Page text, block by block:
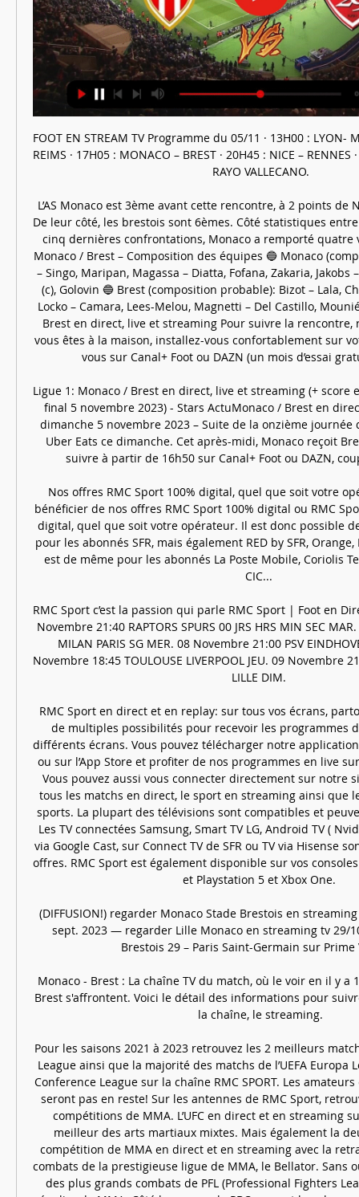
FOOT EN STREAM TV Programme du 05/11 · 13H00 : LYON-
REIMS · 17H05 : MONACO – BREST · 20H45 : NICE – RENNES
RAYO VALLECANO.
L’AS Monaco est 3ème avant cette rencontre, à 2 points de
De leur côté, les brestois sont 6èmes. Côté statistiques
cinq dernières confrontations, Monaco a remporté quatre
Monaco / Brest – Composition des équipes 🔵 Monaco
– Singo, Maripan, Magassa – Diatta, Fofana, Zakaria, Jakobs
(c), Golovin 🔵 Brest (composition probable): Bizot – Lala,
Locko – Camara, Lees-Melou, Magnetti – Del Castillo,
Brest en direct, live et streaming Pour suivre la rencontre,
vous êtes à la maison, installez-vous confortablement sur
vous sur Canal+ Foot ou DAZN (un mois d’essai
Ligue 1: Monaco / Brest en direct, live et streaming (+ score
final 5 novembre 2023) - Stars ActuMonaco / Brest en
dimanche 5 novembre 2023 – Suite de la onzième journée
Uber Eats ce dimanche. Cet après-midi, Monaco reçoit
suivre à partir de 16h50 sur Canal+ Foot ou DAZN,
Nos offres RMC Sport 100% digital, quel que soit votre
bénéficier de nos offres RMC Sport 100% digital ou RMC
digital, quel que soit votre opérateur. Il est donc possible
pour les abonnés SFR, mais également RED by SFR,
est de même pour les abonnés La Poste Mobile, Coriolis
CIC...
RMC Sport c’est la passion qui parle﻿ RMC Sport | Foot en
Novembre 21:40 RAPTORS SPURS 00 JRS HRS MIN SEC
MILAN PARIS SG MER. 08 Novembre 21:00 PSV
Novembre 18:45 TOULOUSE LIVERPOOL JEU. 09 Novembre
LILLE DIM.
RMC Sport en direct et en replay: sur tous vos écrans,
de multiples possibilités pour recevoir les programmes
différents écrans. Vous pouvez télécharger notre
ou sur l’App Store et profiter de nos programmes en live
Vous pouvez aussi vous connecter directement sur notre
tous les matchs en direct, le sport en streaming ainsi que
sports. La plupart des télévisions sont compatibles et
Les TV connectées Samsung, Smart TV LG, Android TV (
via Google Cast, sur Connect TV de SFR ou TV via Hisense
offres. RMC Sport est également disponible sur vos
et Playstation 5 et Xbox One.
(DIFFUSION!) regarder Monaco Stade Brestois en
sept. 2023 — regarder Lille Monaco en streaming tv 29/
Brestois 29 – Paris Saint-Germain sur Prime
Monaco - Brest : La chaîne TV du match, où le voir en il y
Brest s'affrontent. Voici le détail des informations pour
la chaîne, le streaming.
Pour les saisons 2021 à 2023 retrouvez les 2 meilleurs
League ainsi que la majorité des matchs de l’UEFA Europa
Conference League sur la chaîne RMC SPORT. Les
seront pas en reste! Sur les antennes de RMC Sport,
compétitions de MMA. L’UFC en direct et en streaming
meilleur des arts martiaux mixtes. Mais également la
compétition de MMA en direct et en streaming avec la
combats de la prestigieuse ligue de MMA, le Bellator. Sans
des plus grands combats de PFL (Professional Fighters